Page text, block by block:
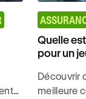
Quelle
pour un
Découvrir
meilleure